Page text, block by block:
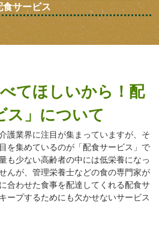
食サービス
べてほしいから！配
ス」について
護業界に注目が集まっていますが、そ
を集めているのが「配食サービス」で
も少ない高齢者の中には低栄養になっ
んが、管理栄養士などの食の専門家が
合わせた食事を配達してくれる配食サ
ープするためにも欠かせないサービス